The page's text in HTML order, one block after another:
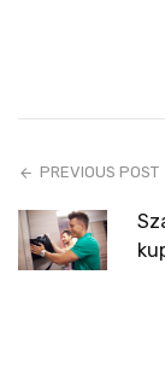
PREVIOUS POST